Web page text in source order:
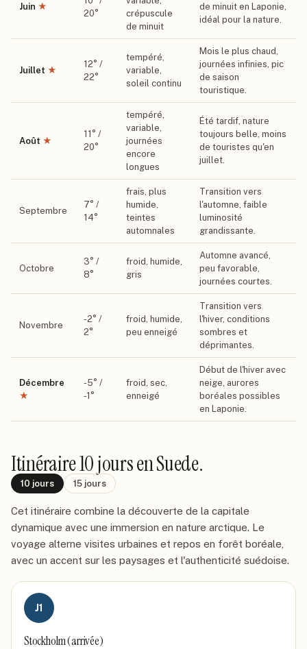
Juin ★
20°
crépuscule
de minuit
de minuit en Laponie,
idéal pour la nature.
Juillet ★
12° /
22°
tempéré,
variable,
soleil continu
Mois le plus chaud,
journées infinies, pic
de saison
touristique.
Août ★
11 ° /
20°
tempéré,
variable,
journées
encore
longues
Été tardif, nature
toujours belle, moins
de touristes qu'en
juillet.
Septembre
7° /
14°
frais, plus
humide,
teintes
automnales
Transition vers
l'automne, faible
luminosité
grandissante.
Octobre
3° /
8°
froid, humide,
gris
Automne avancé,
peu favorable,
journées courtes.
Novembre
-2° /
2°
froid, humide,
peu enneigé
Transition vers
l'hiver, conditions
sombres et
déprimantes.
Décembre
★
-5° /
-1 °
froid, sec,
enneigé
Début de l'hiver avec
neige, aurores
boréales possibles
en Laponie.
Itinéraire10 joursen Suede.
10 jours 15 jours
Cet itinéraire combine la découverte de la capitale
dynamique avec une immersion en nature arctique. Le
voyage alterne visites urbaines et repos en forêt boréale,
avec un accent sur les paysages et l'authenticité suédoise.
J1
Stockholm (arrivée)